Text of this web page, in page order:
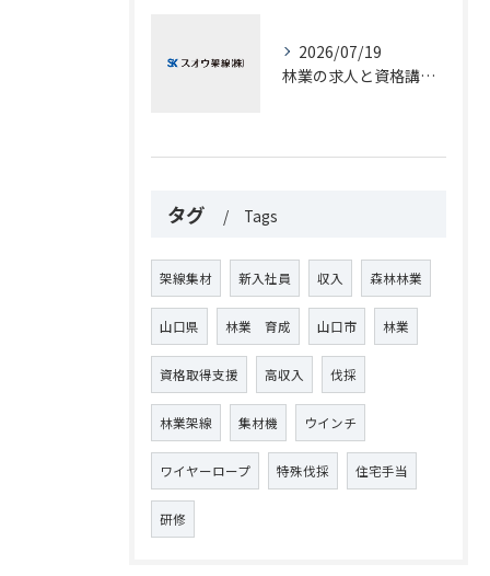
2026/07/19
林業の求人と資格講座で山口県柳井市で安定就職や副業を目指すための実践ガイド
タグ Tags
架線集材 新入社員 収入 森林林業
山口県 林業 育成 山口市 林業
資格取得支援 高収入 伐採
林業架線 集材機 ウインチ
ワイヤーロープ 特殊伐採 住宅手当
研修